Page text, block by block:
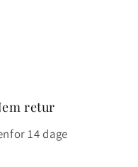
retur
14 dage